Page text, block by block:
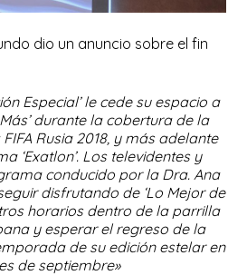
dio un anuncio sobre el fin
Especial’ le cede su espacio a
durante la cobertura de la
Rusia 2018, y más adelante
‘Exatlon’. Los televidentes y
conducido por la Dra. Ana
disfrutando de ‘Lo Mejor de
horarios dentro de la parrilla
y esperar el regreso de la
de su edición estelar en
de septiembre»